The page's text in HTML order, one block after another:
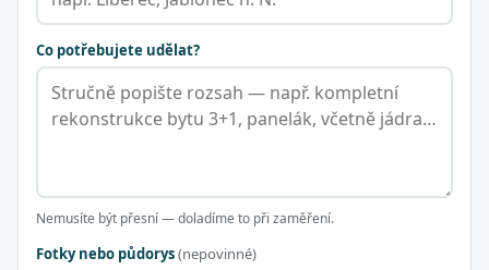
Co potřebujete udělat?
Nemusíte být přesní — doladíme to při zaměření.
Fotky nebo půdorys(nepovinné)